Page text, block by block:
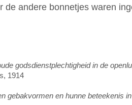
de andere bonnetjes waren
godsdienstplechtigheid in de
1914
gebakvormen en hunne beteekenis